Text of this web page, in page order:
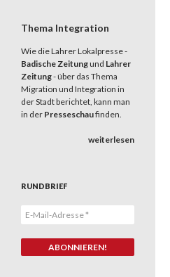
Thema Integration
Wie die Lahrer Lokalpresse -
Badische Zeitungund Lahrer
Zeitung- über das Thema
Migration und Integration in
der Stadt berichtet, kann man
in der Presseschaufinden.
weiterlesen
RUNDBRIEF